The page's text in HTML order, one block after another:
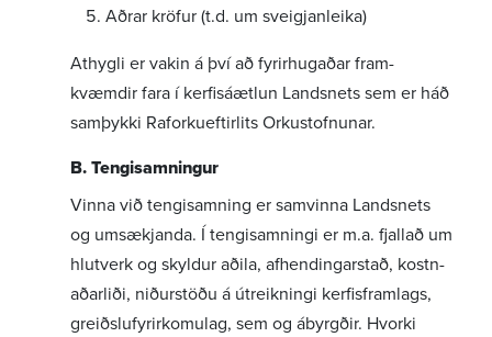
Aðrar kröfur (t.d. um sveigj­an­leika)
Athygli er vakin á því að fyrir­hug­aðar fram­
kvæmdir fara í kerf­isáætlun Landsnets sem er háð
samþykki Raforku­eft­ir­lits Orku­stofn­unar.
B. Tengi­samn­ingur
Vinna við tengi­samning er samvinna Landsnets
og umsækj­anda. Í tengi­samn­ingi er m.a. fjallað um
hlut­verk og skyldur aðila, afhend­ing­ar­stað, kostn­
að­ar­liði, niður­stöðu á útreikn­ingi kerf­is­fram­lags,
greiðslu­fyr­ir­komu­lag, sem og ábyrgðir. Hvorki